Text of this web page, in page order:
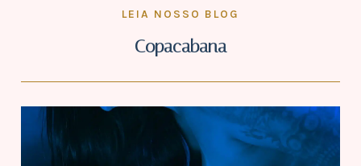
LEIA NOSSO BLOG
Copacabana